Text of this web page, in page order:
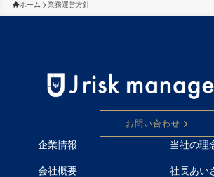
ホーム 業務運営方針
お問い合わせ
企業情報
会社概要
当社の理
社長あい